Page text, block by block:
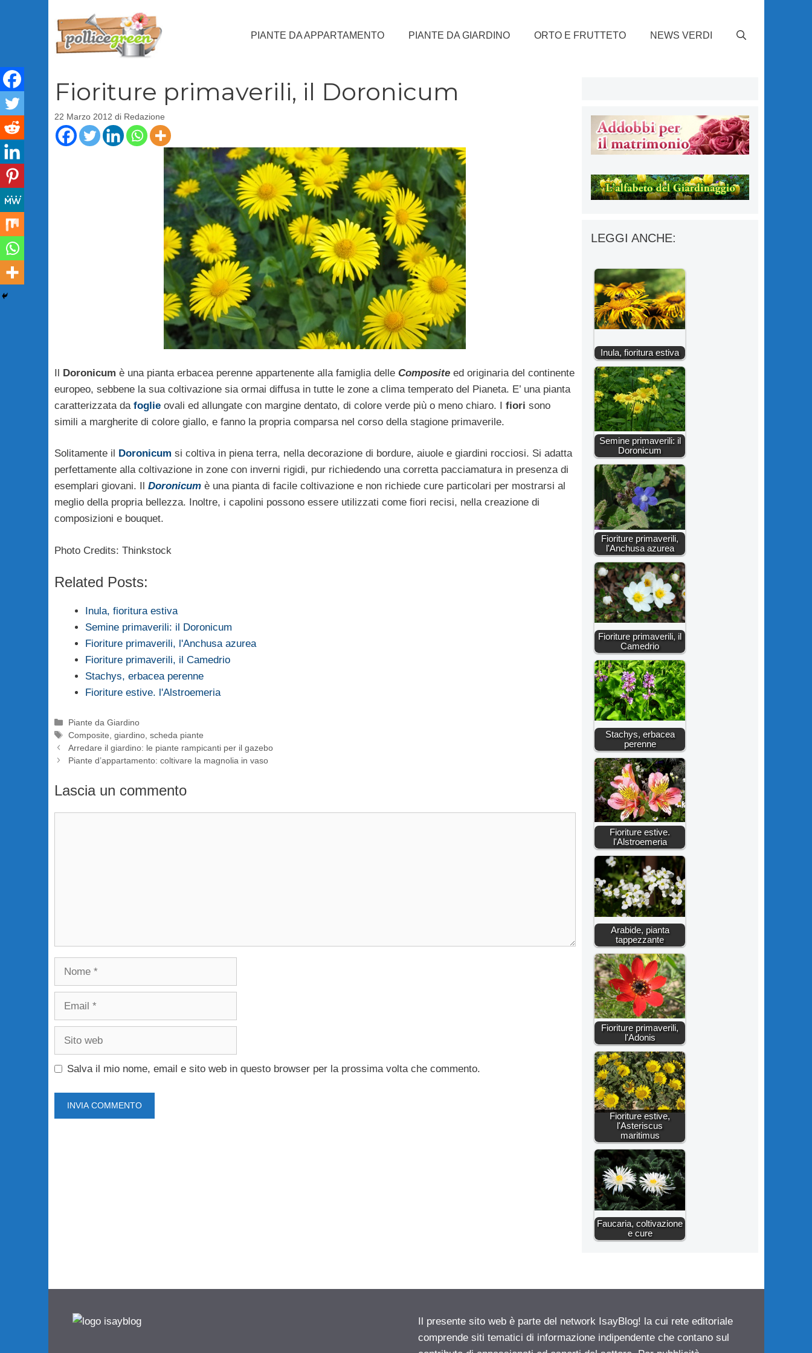
PIANTE DA APPARTAMENTO PIANTE DA GIARDINO ORTO E FRUTTETO NEWS VERDI
Fioriture primaverili, il Doronicum
22 Marzo 2012 di Redazione
Il Doronicum è una pianta erbacea perenne appartenente alla famiglia delleCompositeed originaria del continente
europeo, sebbene la sua coltivazione sia ormai diffusa in tutte le zone a clima temperato del Pianeta. E’ una pianta
caratterizzata da foglieovali ed allungate con margine dentato, di colore verde più o meno chiaro. I fiori sono
simili a margherite di colore giallo, e fanno la propria comparsa nel corso della stagione primaverile.
Solitamente il Doronicum si coltiva in piena terra, nella decorazione di bordure, aiuole e giardini rocciosi. Si adatta
perfettamente alla coltivazione in zone con inverni rigidi, pur richiedendo una corretta pacciamatura in presenza di
esemplari giovani. Il Doronicumè una pianta di facile coltivazione e non richiede cure particolari per mostrarsi al
meglio della propria bellezza. Inoltre, i capolini possono essere utilizzati come fiori recisi, nella creazione di
composizioni e bouquet.
Photo Credits: Thinkstock
Related Posts:
Inula, fioritura estiva
Semine primaverili: il Doronicum
Fioriture primaverili, l'Anchusa azurea
Fioriture primaverili, il Camedrio
Stachys, erbacea perenne
Fioriture estive. l'Alstroemeria
Categorie
Piante da Giardino
Tag
Composite giardino, scheda piante
Arredare il giardino: le piante rampicanti per il gazebo
Piante d’appartamento: coltivare la magnolia in vaso
Lascia un commento
Nome
Email
Sito
Salva il mio nome, email e sito web in questo browser per la prossima volta che commento.
LEGGI ANCHE:
Inula, fioritura estiva
Semine primaverili: il
Doronicum
Fioriture primaverili,
l'Anchusa azurea
Fioriture primaverili, il
Camedrio
Stachys, erbacea
perenne
Fioriture estive.
l'Alstroemeria
Arabide, pianta
tappezzante
Fioriture primaverili,
l'Adonis
Fioriture estive,
l'Asteriscus
maritimus
Faucaria, coltivazione
e cure
Il presente sito web è parte del network IsayBlog! la cui rete editoriale
comprende siti tematici di informazione indipendente che contano sul